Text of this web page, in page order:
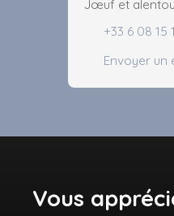
Jœuf et
+33 6 08 15
Envoyer un
Vous